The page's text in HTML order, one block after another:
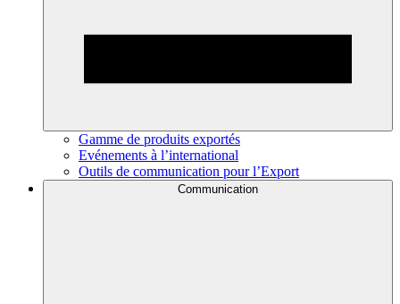
Gamme de produits exportés
Evénements à l’international
Outils de communication pour l’Export
Communication